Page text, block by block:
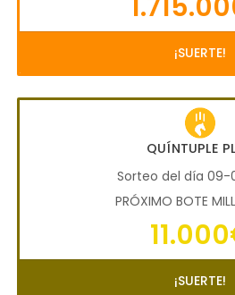
¡SUERTE!
QUÍNTUPLE
Sorteo del día 09-
PRÓXIMO BOTE
¡SUERTE!